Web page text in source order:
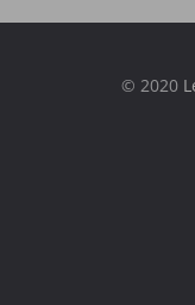
© 2020